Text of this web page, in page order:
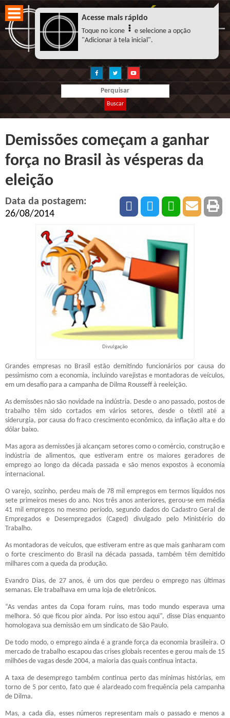
Buscar
Demissões começam a ganhar
força no Brasil às vésperas da
eleição
Data da postagem:
26/08/2014
Divulgação
Grandes empresas no Brasil estão demitindo funcionários por causa do
pessimismo com a economia, incluindo varejistas e montadoras de veículos,
em um desafio para a campanha de Dilma Rousseff à reeleição.
As demissões não são novidade na indústria. Desde o ano passado, postos de
trabalho têm sido cortados em vários setores, desde o têxtil até a
siderurgia, por causa do fraco crescimento econômico, da inflação alta e do
dólar baixo.
Mas agora as demissões já alcançam setores como o comércio, construção e
indústria de alimentos, que estiveram entre os maiores geradores de
emprego ao longo da década passada e são menos expostos à economia
internacional.
O varejo, sozinho, perdeu mais de 78 mil empregos em termos líquidos nos
sete primeiros meses do ano. Nos três anos anteriores, gerou-se em média
41 mil empregos no mesmo período, segundo dados do Cadastro Geral de
Empregados e Desempregados (Caged) divulgado pelo Ministério do
Trabalho.
As montadoras de veículos, que estiveram entre as que mais ganharam com
o forte crescimento do Brasil na década passada, também têm demitido
milhares com a queda da produção.
Evandro Dias, de 27 anos, é um dos que perdeu o emprego nas últimas
semanas. Ele trabalhava em uma loja de eletrônicos.
“As vendas antes da Copa foram ruins, mas todo mundo esperava uma
melhora. Só que ficou pior ainda. Por isso estou aqui”, disse Dias enquanto
homologava sua demissão em um sindicato de São Paulo.
De todo modo, o emprego ainda é a grande força da economia brasileira. O
mercado de trabalho escapou das crises globais recentes e gerou mais de 15
milhões de vagas desde 2004, a maioria das quais continua intacta.
A taxa de desemprego também continua perto das mínimas histórias, em
torno de 5 por cento, fato que é alardeado com frequência pela campanha
de Dilma.
Mas, a cada dia, esses números representam mais o passado e menos a
Acesse mais rápido
Toque no icone
e selecione a opção
"Adicionar à tela inicial".